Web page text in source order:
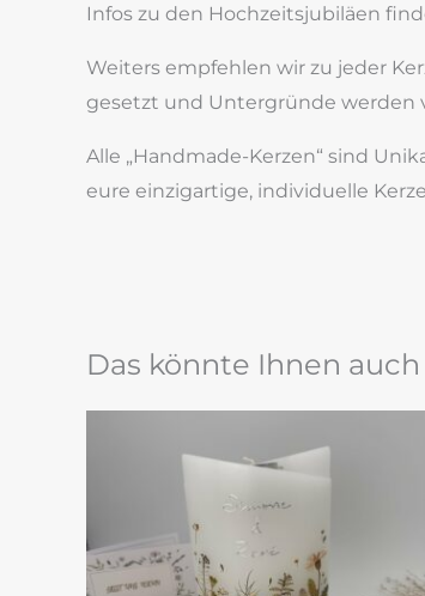
Infos zu den Hochzeitsjubiläen
Weiters empfehlen wir zu jeder
gesetzt und Untergründe werden
Alle „Handmade-Kerzen“ sind
eure einzigartige, individuelle
Das könnte Ihnen